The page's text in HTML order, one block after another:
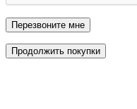
Перезвоните мне
Продолжить покупки